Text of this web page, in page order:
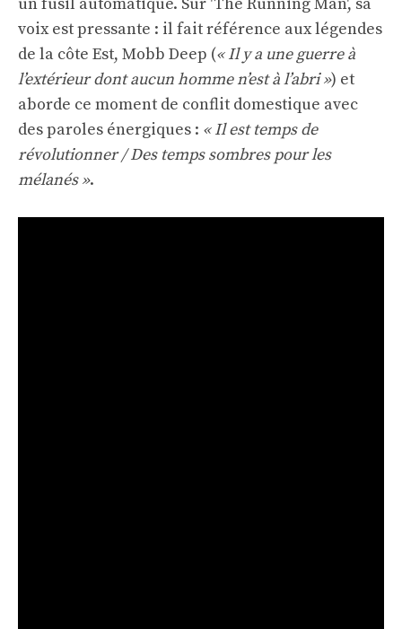
un fusil automatique. Sur 'The Running Man', sa
voix est pressante : il fait référence aux légendes
de la côte Est, Mobb Deep (« Il y a une guerre à
l’extérieur dont aucun homme n’est à l’abri ») et
aborde ce moment de conflit domestique avec
des paroles énergiques : « Il est temps de
révolutionner / Des temps sombres pour les
mélanés ».